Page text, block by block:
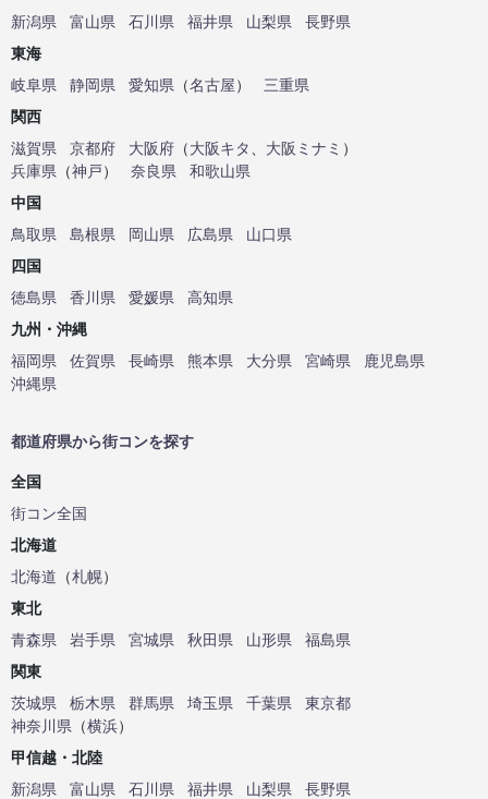
新潟県
富山県 石川県 福井県 山梨県
長野県
東海
岐阜県
静岡県 愛知県 （名古屋）
三重県
関西
滋賀県
京都府 大阪府 （大阪キタ 大阪ミナミ ）
兵庫県 （神戸） 奈良県
和歌山県
中国
鳥取県
島根県 岡山県 広島県
山口県
四国
徳島県
香川県 愛媛県
高知県
九州・沖縄
福岡県
佐賀県 長崎県 熊本県 大分県 宮崎県
鹿児島県
沖縄県
都道府県から街コンを探す
全国
街コン全国
北海道
北海道 （札幌）
東北
青森県
岩手県 宮城県 秋田県 山形県
福島県
関東
茨城県
栃木県 群馬県 埼玉県 千葉県
東京都
神奈川県 （横浜）
甲信越・北陸
新潟県
富山県 石川県 福井県 山梨県
長野県